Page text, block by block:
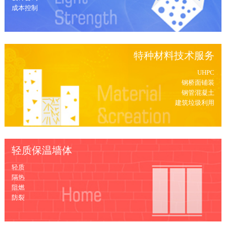
成本控制
特种材料技术服务
UHPC
钢桥面铺装
钢管混凝土
建筑垃圾利用
轻质保温墙体
轻质
隔热
阻燃
防裂